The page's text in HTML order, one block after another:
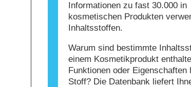
Informationen zu fast 30.000 in
kosmetischen Produkten
Inhaltsstoffen.
Warum sind bestimmte
einem Kosmetikprodukt
Funktionen oder Eigenschaften
Stoff? Die Datenbank liefert